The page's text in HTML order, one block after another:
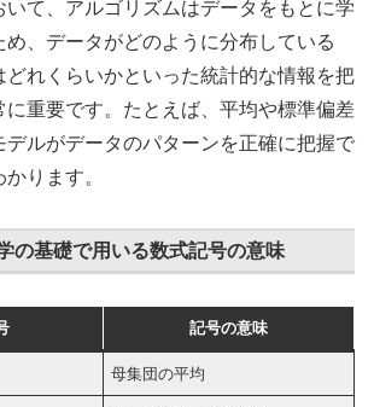
いて、アルゴリズムはデータをもとに学
め、データがどのように分布している
どれくらいかといった統計的な情報を把
に重要です。たとえば、平均や標準偏差
デルがデータのパターンを正確に把握で
ります。
の基礎で用いる数式記号の意味
記号の意味
母集団の平均